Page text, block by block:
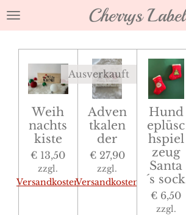
Zum
Cherrys Label
Weih
nachts
kiste
€ 13,50
zzgl.
Versandkosten
Ausverkauft
Adven
tkalen
der
€ 27,90
zzgl.
Versandkosten
Hund
eplüsc
hspiel
zeug
Santa
´s sock
€ 6,50
zzgl.